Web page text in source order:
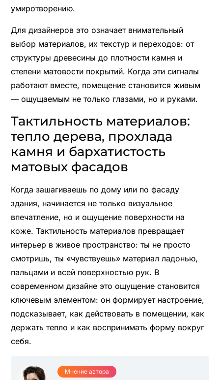
умиротворению.
Для дизайнеров это означает внимательный
выбор материалов, их текстур и переходов: от
структуры древесины до плотности камня и
степени матовости покрытий. Когда эти сигналы
работают вместе, помещение становится живым
— ощущаемым не только глазами, но и руками.
Тактильность материалов:
тепло дерева, прохлада
камня и бархатистость
матовых фасадов
Когда зашагиваешь по дому или по фасаду
здания, начинается не только визуальное
впечатление, но и ощущение поверхности на
коже. Тактильность материалов превращает
интерьер в живое пространство: ты не просто
смотришь, ты «чувствуешь» материал ладонью,
пальцами и всей поверхностью рук. В
современном дизайне это ощущение становится
ключевым элементом: он формирует настроение,
подсказывает, как действовать в помещении, как
держать тепло и как воспринимать форму вокруг
себя.
Мнение автора